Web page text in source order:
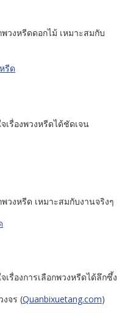
วงหรีดดอกไม้ เหมาะสมกับ
รีด
เรื่องพวงหรีดได้ชัดเจน
วงหรีด เหมาะสมกับงานจริงๆ
รื่องการเลือกพวงหรีดได้ลึกซึ้ง
จร (Quanbixuetang.com)